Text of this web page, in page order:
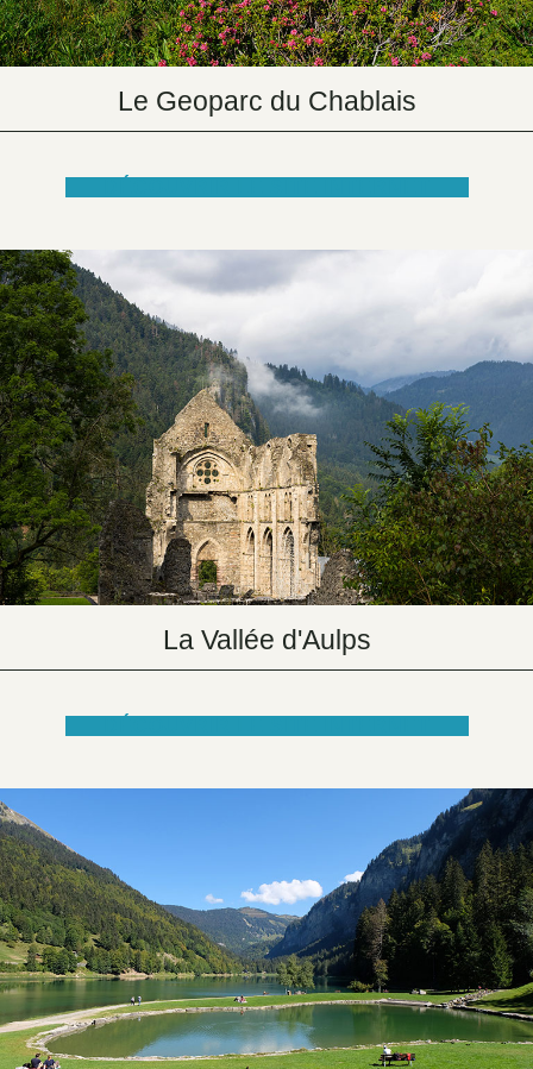
Le Geoparc du Chablais
La Vallée d'Aulps